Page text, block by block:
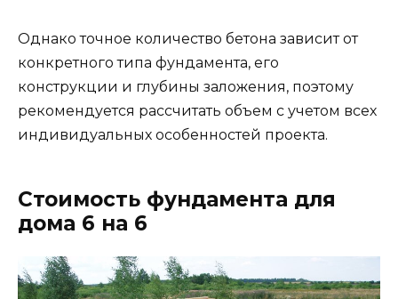
Однако точное количество бетона зависит от
конкретного типа фундамента, его
конструкции и глубины заложения, поэтому
рекомендуется рассчитать объем с учетом всех
индивидуальных особенностей проекта.
Стоимость фундамента для
дома 6 на 6